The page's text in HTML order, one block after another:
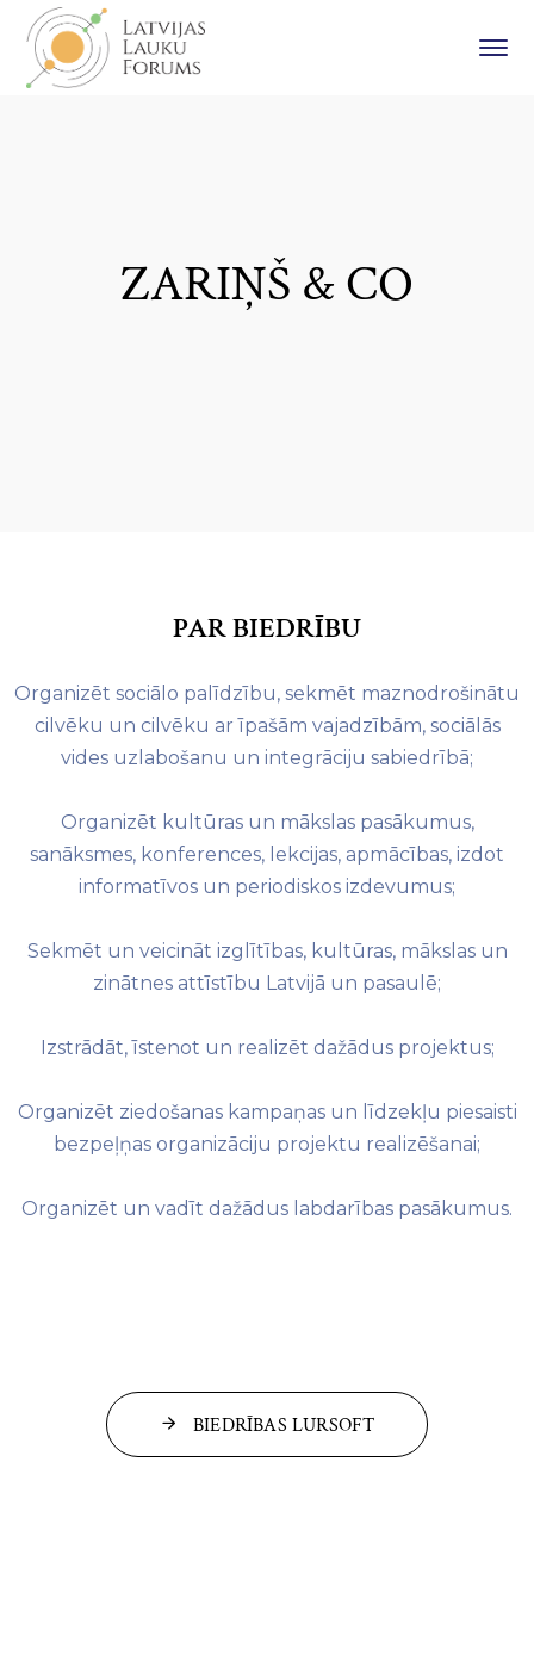
ZARIŅŠ & CO
PAR BIEDRĪBU
Organizēt sociālo palīdzību, sekmēt maznodrošinātu
cilvēku un cilvēku ar īpašām vajadzībām, sociālās
vides uzlabošanu un integrāciju sabiedrībā;
Organizēt kultūras un mākslas pasākumus,
sanāksmes, konferences, lekcijas, apmācības, izdot
informatīvos un periodiskos izdevumus;
Sekmēt un veicināt izglītības, kultūras, mākslas un
zinātnes attīstību Latvijā un pasaulē;
Izstrādāt, īstenot un realizēt dažādus projektus;
Organizēt ziedošanas kampaņas un līdzekļu piesaisti
bezpeļņas organizāciju projektu realizēšanai;
Organizēt un vadīt dažādus labdarības pasākumus.
BIEDRĪBAS LURSOFT